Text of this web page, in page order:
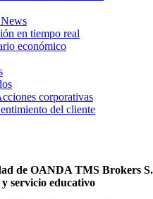
en tiempo real
económico
corporativas
del cliente
de OANDA TMS Brokers
servicio educativo